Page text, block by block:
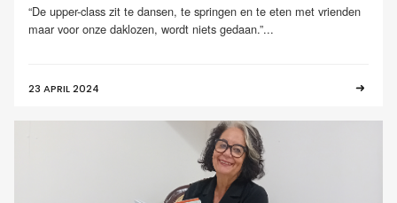
“De upper-class zit te dansen, te springen en te eten met vrienden
maar voor onze daklozen, wordt niets gedaan.”...
23 APRIL 2024